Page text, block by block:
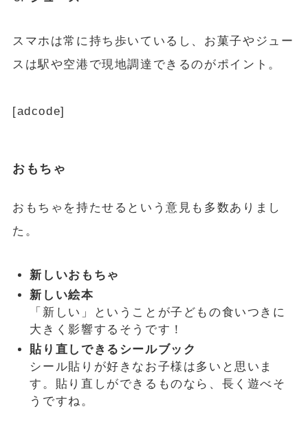
スマホは常に持ち歩いているし、お菓子やジュー
スは駅や空港で現地調達できるのがポイント。
[adcode]
おもちゃ
おもちゃを持たせるという意見も多数ありまし
た。
新しいおもちゃ
新しい絵本
「新しい」ということが子どもの食いつきに
大きく影響するそうです！
貼り直しできるシールブック
シール貼りが好きなお子様は多いと思いま
す。貼り直しができるものなら、長く遊べそ
うですね。